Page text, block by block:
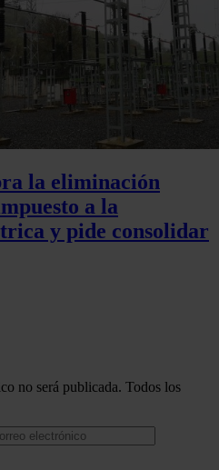
la eliminación
a la
y pide consolidar
no será publicada. Todos los